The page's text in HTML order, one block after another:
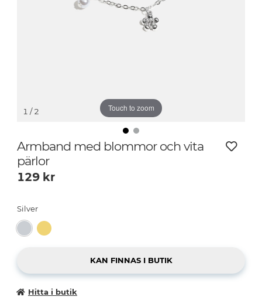
Touch to zoom
1 / 2
Armband med blommor och vita
pärlor
129 kr
Silver
Hitta i butik